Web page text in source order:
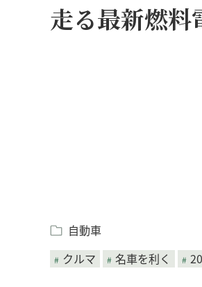
走る最新燃料
自動車
クルマ
名車を利く